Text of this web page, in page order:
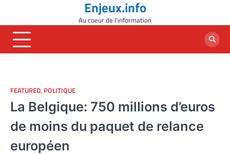
content
Enjeux.info
Au coeur de l'information
FEATURED, POLITIQUE
La Belgique: 750 millions d’euros
de moins du paquet de relance
européen